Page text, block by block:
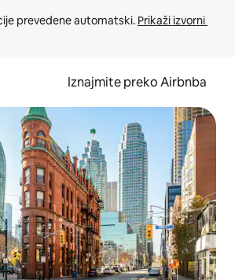
prevedene automatski. Prikaži izvorni
Iznajmite preko Airbnba